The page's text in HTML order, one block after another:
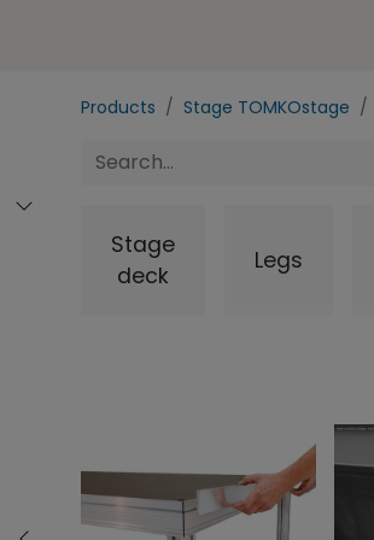
Products Stage TOMKOstage
Stage
deck
Legs